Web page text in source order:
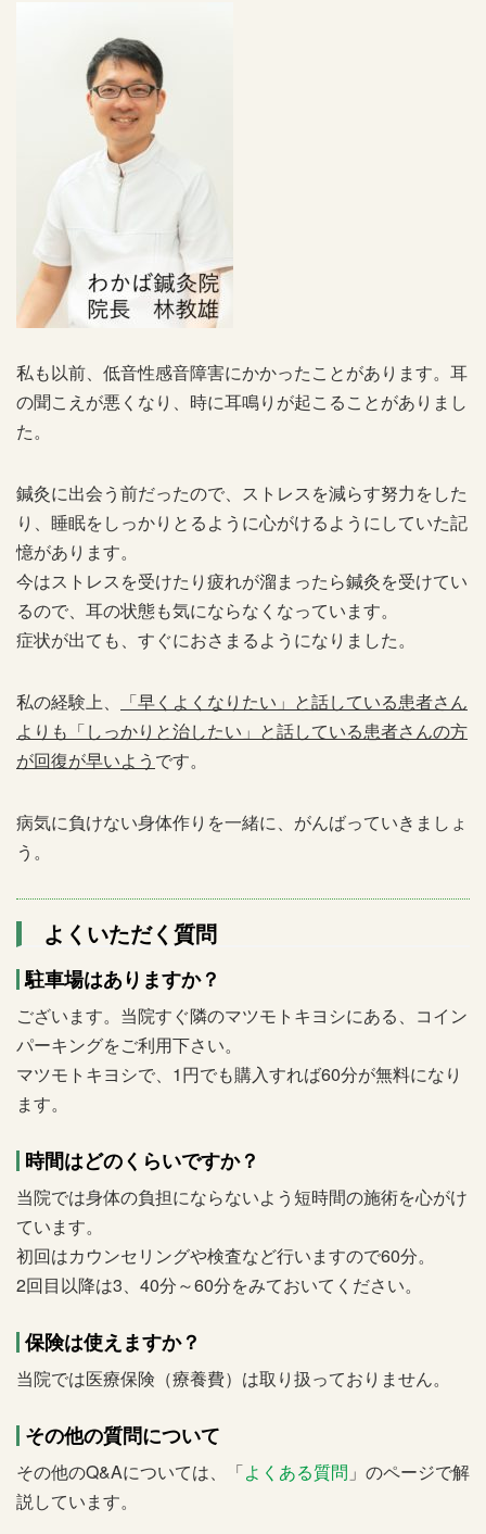
私も以前、低音性感音障害にかかったことがあります。耳
の聞こえが悪くなり、時に耳鳴りが起こることがありまし
た。
鍼灸に出会う前だったので、ストレスを減らす努力をした
り、睡眠をしっかりとるように心がけるようにしていた記
憶があります。
今はストレスを受けたり疲れが溜まったら鍼灸を受けてい
るので、耳の状態も気にならなくなっています。
症状が出ても、すぐにおさまるようになりました。
私の経験上、
「早くよくなりたい」と話している患者さん
よりも「しっかりと治したい」と話している患者さんの方
が回復が早いよう です。
病気に負けない身体作りを一緒に、がんばっていきましょ
う。
よくいただく質問
駐車場はありますか？
ございます。当院すぐ隣のマツモトキヨシにある、コイン
パーキングをご利用下さい。
マツモトキヨシで、1円でも購入すれば60分が無料になり
ます。
時間はどのくらいですか？
当院では身体の負担にならないよう短時間の施術を心がけ
ています。
初回はカウンセリングや検査など行いますので60分。
2回目以降は3、40分～60分をみておいてください。
保険は使えますか？
当院では医療保険（療養費）は取り扱っておりません。
その他の質問について
その他のQ&Aについては、「よくある質問 」のページで解
説しています。